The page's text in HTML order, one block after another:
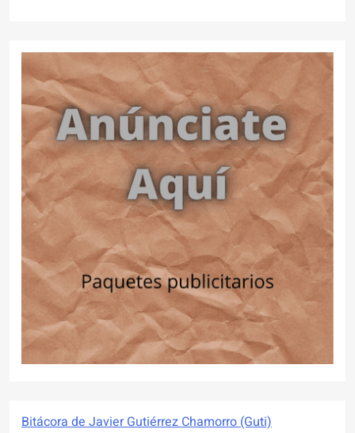
Bitácora de Javier Gutiérrez Chamorro (Guti)